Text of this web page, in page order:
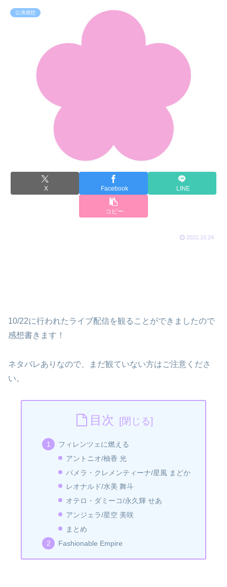
公演感想
X Facebook LINE
コピー
2022.10.24
10/22に行われたライブ配信を観ることができましたので
感想書きます！
ネタバレありなので、まだ観ていない方はご注意くださ
い。
目次
フィレンツェに燃える
アントニオ/柚香 光
パメラ・クレメンティーナ/星風 まどか
レオナルド/水美 舞斗
オテロ・ダミーコ/永久輝 せあ
アンジェラ/星空 美咲
まとめ
Fashionable Empire